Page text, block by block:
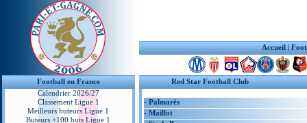
Accueil |
Football en France
Calendrier 2026/27
Classement Ligue 1
Meilleurs buteurs Ligue 1
Buteurs +100 buts Ligue 1
Red Star Football Club
- Palmarès
- Maillot